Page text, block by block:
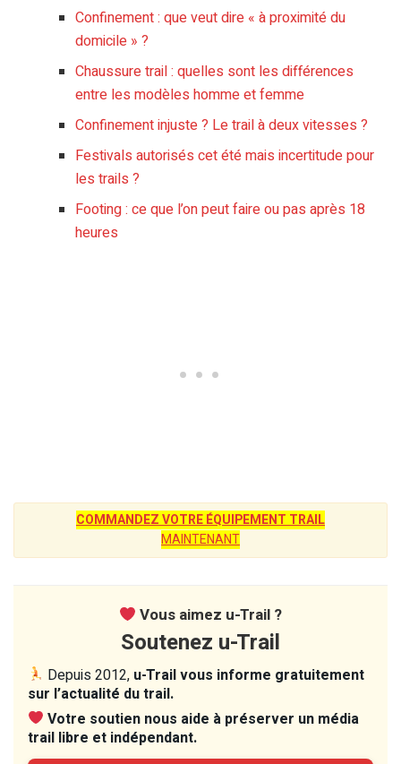
Confinement : que veut dire « à proximité du
domicile » ?
Chaussure trail : quelles sont les différences
entre les modèles homme et femme
Confinement injuste ? Le trail à deux vitesses ?
Festivals autorisés cet été mais incertitude pour
les trails ?
Footing : ce que l’on peut faire ou pas après 18
heures
COMMANDEZ VOTRE ÉQUIPEMENT TRAIL
MAINTENANT
Vous aimez u-Trail ?
Soutenez u-Trail
Depuis 2012, u-Trail vous informe gratuitement
sur l’actualité du trail.
Votre soutien nous aide à préserver un média
trail libre et indépendant.